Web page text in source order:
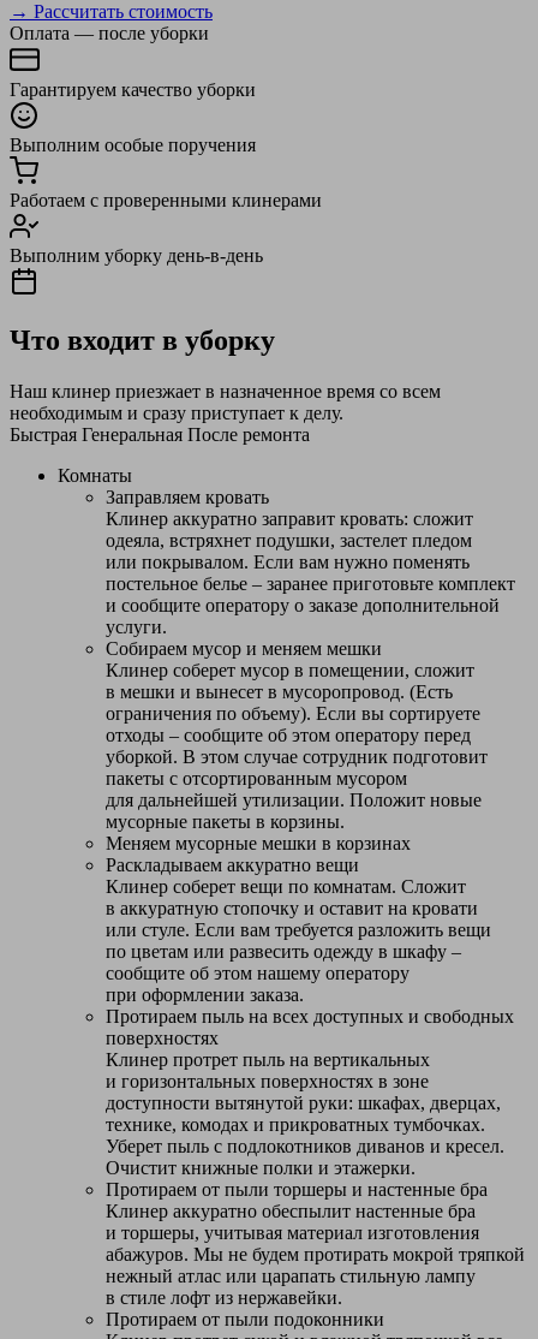
→ Рассчитать стоимость
Оплата — после уборки
Гарантируем качество уборки
Выполним особые поручения
Работаем с проверенными клинерами
Выполним уборку день-в-день
Что входит в уборку
Наш клинер приезжает в назначенное время со всем
необходимым и сразу приступает к делу.
Быстрая Генеральная После ремонта
Комнаты
Заправляем кровать
Клинер аккуратно заправит кровать: сложит
одеяла, встряхнет подушки, застелет пледом
или покрывалом. Если вам нужно поменять
постельное белье – заранее приготовьте комплект
и сообщите оператору о заказе дополнительной
услуги.
Собираем мусор и меняем мешки
Клинер соберет мусор в помещении, сложит
в мешки и вынесет в мусоропровод. (Есть
ограничения по объему). Если вы сортируете
отходы – сообщите об этом оператору перед
уборкой. В этом случае сотрудник подготовит
пакеты с отсортированным мусором
для дальнейшей утилизации. Положит новые
мусорные пакеты в корзины.
Меняем мусорные мешки в корзинах
Раскладываем аккуратно вещи
Клинер соберет вещи по комнатам. Сложит
в аккуратную стопочку и оставит на кровати
или стуле. Если вам требуется разложить вещи
по цветам или развесить одежду в шкафу –
сообщите об этом нашему оператору
при оформлении заказа.
Протираем пыль на всех доступных и свободных
поверхностях
Клинер протрет пыль на вертикальных
и горизонтальных поверхностях в зоне
доступности вытянутой руки: шкафах, дверцах,
технике, комодах и прикроватных тумбочках.
Уберет пыль с подлокотников диванов и кресел.
Очистит книжные полки и этажерки.
Протираем от пыли торшеры и настенные бра
Клинер аккуратно обеспылит настенные бра
и торшеры, учитывая материал изготовления
абажуров. Мы не будем протирать мокрой тряпкой
нежный атлас или царапать стильную лампу
в стиле лофт из нержавейки.
Протираем от пыли подоконники